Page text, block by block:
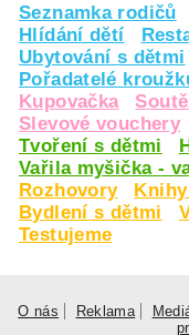
Seznamka rodičů
Hlídání dětí
Ubytování s dětmi
Pořadatelé
Kupovačka
Slevové vouchery
Tvoření s dětmi
Vařila myšička -
Rozhovory
Bydlení s dětmi
Testujeme
O nás Reklama